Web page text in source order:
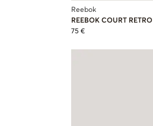
Reebok
REEBOK COURT RETRO
75 €